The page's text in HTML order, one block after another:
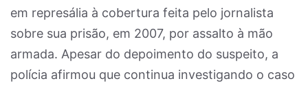
em represália à cobertura feita pelo jornalista
sobre sua prisão, em 2007, por assalto à mão
armada. Apesar do depoimento do suspeito, a
polícia afirmou que continua investigando o caso